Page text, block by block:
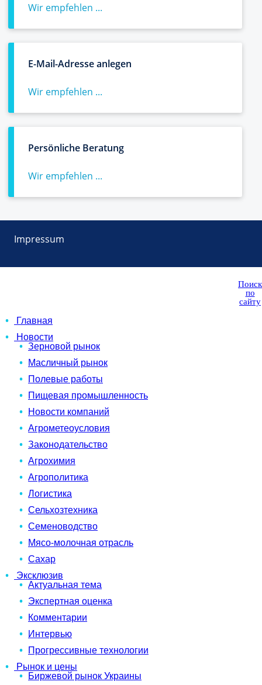
Wir empfehlen ...
E-Mail-Adresse anlegen
Wir empfehlen ...
Persönliche Beratung
Wir empfehlen ...
Impressum
Поиск
по
сайту
Главная
Новости
Зерновой рынок
Масличный рынок
Полевые работы
Пищевая промышленность
Новости компаний
Агрометеоусловия
Законодательство
Агрохимия
Агрополитика
Логистика
Сельхозтехника
Семеноводство
Мясо-молочная отрасль
Сахар
Эксклюзив
Актуальная тема
Экспертная оценка
Комментарии
Интервью
Прогрессивные технологии
Рынок и цены
Биржевой рынок Украины